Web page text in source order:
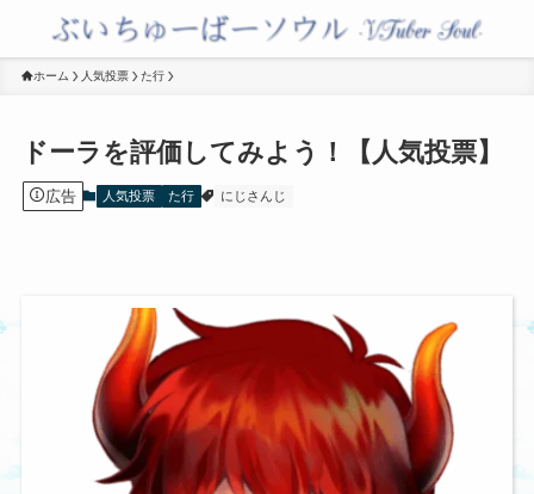
ホーム 人気投票 た行
ドーラを評価してみよう！【人気投票】
広告 人気投票 た行 にじさんじ